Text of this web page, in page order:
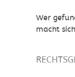
Wer
macht